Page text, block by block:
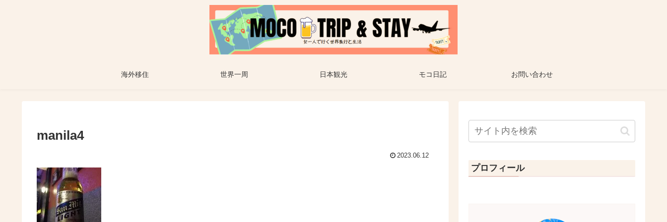
海外移住 世界一周 日本観光 モコ日記 お問い合わせ
manila4
2023.06.12
プロフィール